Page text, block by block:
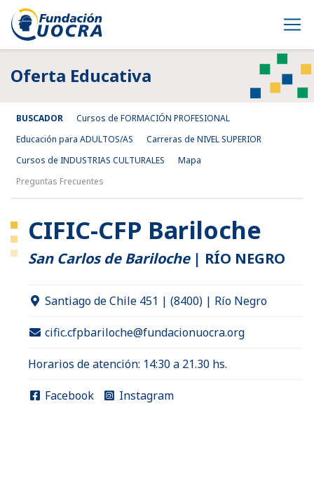
Oferta Educativa
BUSCADOR
Cursos de FORMACIÓN PROFESIONAL
Educación para ADULTOS/AS
Carreras de NIVEL SUPERIOR
Cursos de INDUSTRIAS CULTURALES
Mapa
Preguntas Frecuentes
CIFIC-CFP Bariloche
San Carlos de Bariloche| RÍO NEGRO
Santiago de Chile 451 | (8400) | Río Negro
cific.cfpbariloche@fundacionuocra.org
Horarios de atención: 14:30 a 21.30 hs.
Facebook Instagram